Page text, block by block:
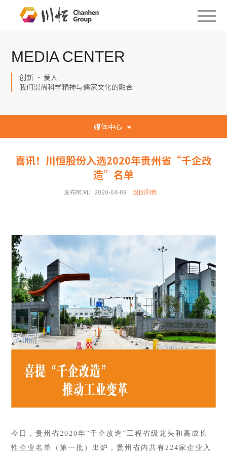
MEDIA CENTER
创新 · 爱人
我们崇尚科学精神与儒家文化的融合
媒体中心
喜讯！川恒股份入选2020年贵州省“千企改
造”名单
发布时间：2020-04-08 返回列表
今日，贵州省2020年“千企改造”工程省级龙头和高成长
性企业名单（第一批）出炉，贵州省内共有224家企业入